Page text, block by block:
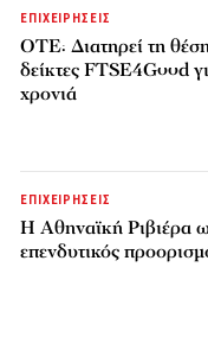
ΕΠΙΧΕΙΡΗΣΕΙΣ
ΟΤΕ: Διατηρεί τη
δείκτες FTSE4Good
χρονιά
ΕΠΙΧΕΙΡΗΣΕΙΣ
Η Αθηναϊκή Ριβιέρα
επενδυτικός